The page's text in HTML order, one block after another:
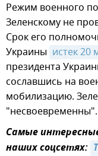
Режим военного
Зеленскому не
Срок его
Украины истек 20
президента
сославшись на
мобилизацию.
"несвоевременны".
Самые
наших соцсетях: